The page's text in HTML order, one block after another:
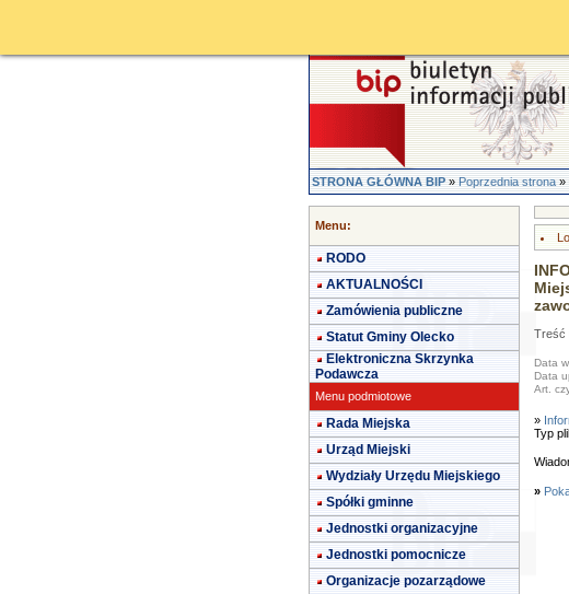
STRONA GŁÓWNA BIP»Poprzednia strona»
Menu:
RODO
AKTUALNOŚCI
Zamówienia publiczne
Statut Gminy Olecko
Elektroniczna Skrzynka
Podawcza
Menu podmiotowe
Rada Miejska
Urząd Miejski
Wydziały Urzędu Miejskiego
Spółki gminne
Jednostki organizacyjne
Jednostki pomocnicze
Organizacje pozarządowe
Treść
Data
Data
Art.
»
Typ
»